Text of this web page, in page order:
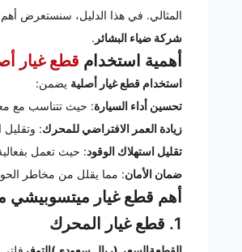
المثالي. في هذا الدليل، سنستعرض أهم
شركة ضياء البشائر .
أهمية استخدام قطع غيار
استخدام قطع غيار أصلية يضمن:
تحسين أداء السيارة: حيث تتناسب مع
زيادة العمر الافتراضي للمحرك: وتقليل
تقليل استهلاك الوقود: حيث تعمل
ضمان الأمان: مما يقلل من مخاطر
أهم قطع غيار ميتسوبيشي
1. قطع غيار المحرك